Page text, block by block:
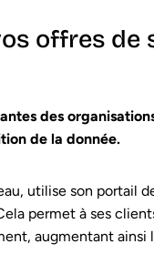
offres de
des
de la donnée.
utilise son portail
permet à ses
augmentant ainsi